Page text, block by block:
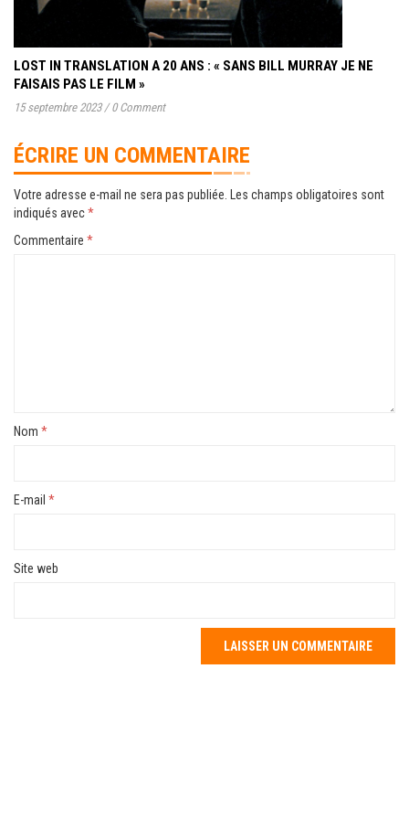
LOST IN TRANSLATION A 20 ANS : « SANS BILL MURRAY JE NE
FAISAIS PAS LE FILM »
15 septembre 2023 / 0 Comment
ÉCRIRE UN COMMENTAIRE
Votre adresse e-mail ne sera pas publiée.
Les champs obligatoires sont
indiqués avec*
Commentaire *
Nom *
E-mail *
Site web